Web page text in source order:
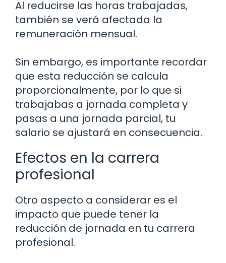
Al reducirse las horas trabajadas,
también se verá afectada la
remuneración mensual.
Sin embargo, es importante recordar
que esta reducción se calcula
proporcionalmente, por lo que si
trabajabas a jornada completa y
pasas a una jornada parcial, tu
salario se ajustará en consecuencia.
Efectos en la carrera
profesional
Otro aspecto a considerar es el
impacto que puede tener la
reducción de jornada en tu carrera
profesional.